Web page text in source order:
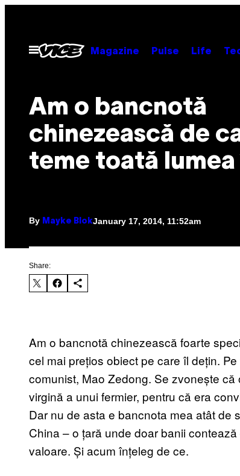
contentOpen
Menu
Magazine Pulse Life
Am o bancnotă
chinezească de
teme toată lumea
By Mayke BlokJanuary 17, 2014, 11:52am
Share:
Am o bancnotă chinezească foarte
cel mai prețios obiect pe care îl dețin.
comunist, Mao Zedong. Se zvonește
virgină a unui fermier, pentru că era
Dar nu de asta e bancnota mea atât de
China – o țară unde doar banii
valoare. Și acum înțeleg de ce.